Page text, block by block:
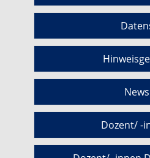
Dozent/ -